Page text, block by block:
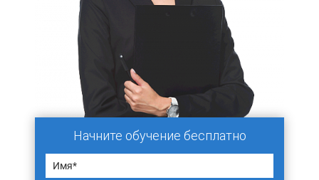
Начните обучение бесплатно